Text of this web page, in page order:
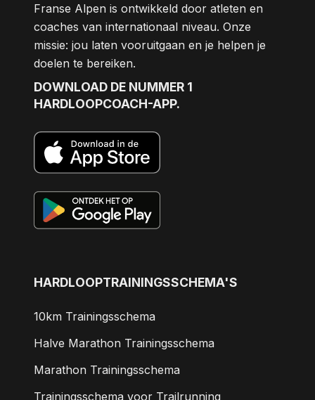
Franse Alpen is ontwikkeld door atleten en
coaches van internationaal niveau. Onze
missie: jou laten vooruitgaan en je helpen je
doelen te bereiken.
DOWNLOAD DE NUMMER 1
HARDLOOPCOACH-APP.
HARDLOOPTRAININGSSCHEMA'S
10km Trainingsschema
Halve Marathon Trainingsschema
Marathon Trainingsschema
Trainingsschema voor Trailrunning